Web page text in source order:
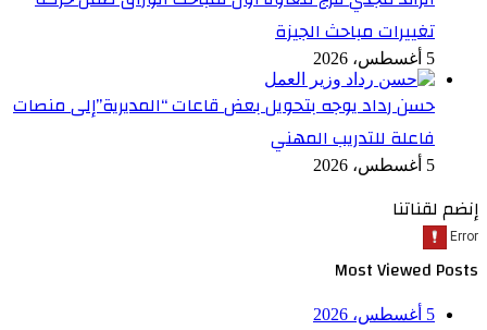
تغييرات مباحث الجيزة
5 أغسطس، 2026
حسن رداد يوجه بتحويل بعض قاعات “المديرية”إلى منصات
فاعلة للتدريب المهني
5 أغسطس، 2026
إنضم لقناتنا
Most Viewed Posts
5 أغسطس، 2026